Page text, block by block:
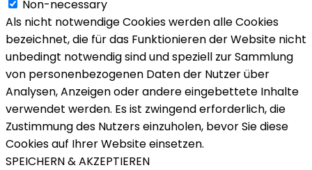
Non-necessary
Als nicht notwendige Cookies werden alle Cookies
bezeichnet, die für das Funktionieren der Website nicht
unbedingt notwendig sind und speziell zur Sammlung
von personenbezogenen Daten der Nutzer über
Analysen, Anzeigen oder andere eingebettete Inhalte
verwendet werden. Es ist zwingend erforderlich, die
Zustimmung des Nutzers einzuholen, bevor Sie diese
Cookies auf Ihrer Website einsetzen.
SPEICHERN & AKZEPTIEREN